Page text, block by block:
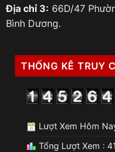
Địa chỉ 3: 66D/47
Bình Dương.
THỐNG KÊ TRUY
Lượt Xem Hôm
Tổng Lượt Xem :